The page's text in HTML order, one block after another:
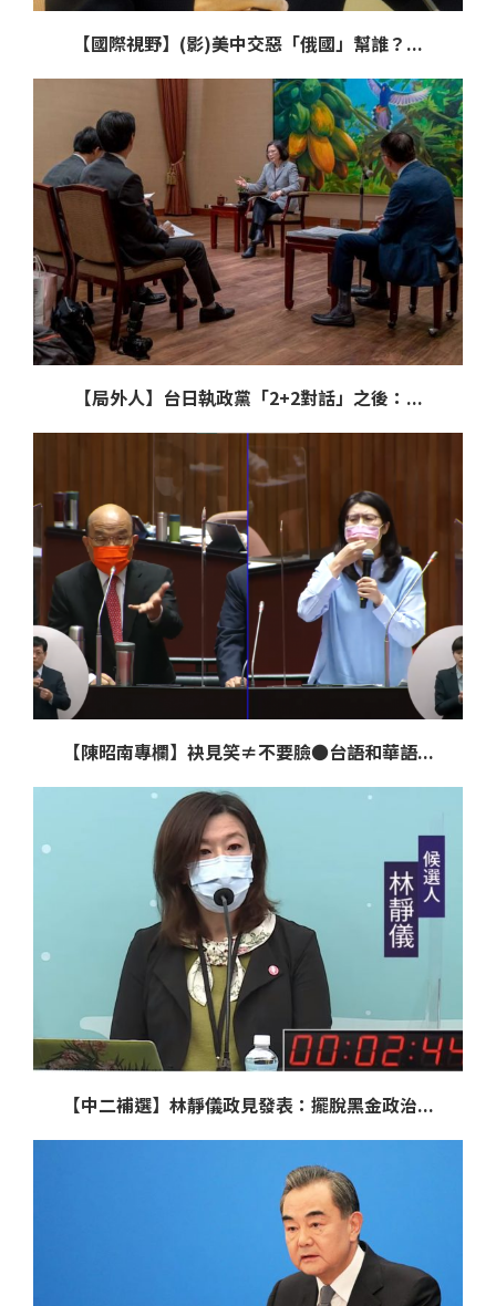
【國際視野】(影)美中交惡「俄國」幫誰？...
【局外人】台日執政黨「2+2對話」之後：...
【陳昭南專欄】袂見笑≠不要臉●台語和華語...
【中二補選】林靜儀政見發表：擺脫黑金政治...